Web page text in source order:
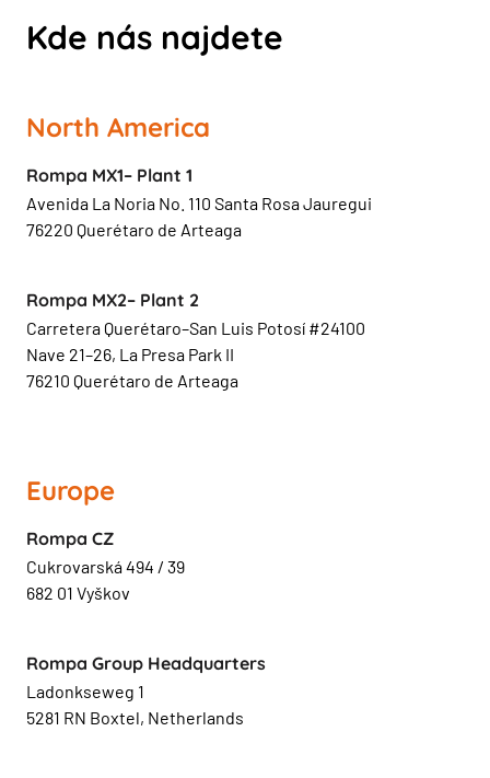
Kde nás najdete
North America
Rompa MX1– Plant 1
Avenida La Noria No. 110 Santa Rosa Jauregui
76220 Querétaro de Arteaga
Rompa MX2– Plant 2
Carretera Querétaro–San Luis Potosí #24100
Nave 21–26, La Presa Park II
76210 Querétaro de Arteaga
Europe
Rompa CZ
Cukrovarská 494 / 39
682 01 Vyškov
Rompa Group Headquarters
Ladonkseweg 1
5281 RN Boxtel, Netherlands